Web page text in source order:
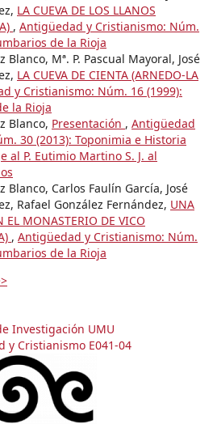
LA CUEVA DE LOS LLANOS
, Antigüedad y Cristianismo: Núm.
de la Rioja
Blanco, Mª. P. Pascual Mayoral, José
LA CUEVA DE CIENTA (ARNEDO-LA
y Cristianismo: Núm. 16 (1999):
la Rioja
Blanco, Presentación , Antigüedad
30 (2013): Toponimia e Historia
al P. Eutimio Martino S. J. al
Blanco, Carlos Faulín García, José
Rafael González Fernández, UNA
EL MONASTERIO DE VICO
, Antigüedad y Cristianismo: Núm.
de la Rioja
Investigación UMU
y Cristianismo E041-04